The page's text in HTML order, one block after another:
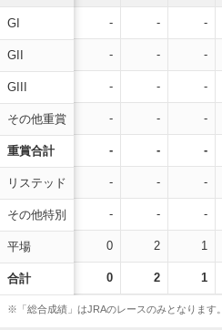
GI
GII
GIII
その他重賞
重賞合計
リステッド
その他特別
平場
合計
- - -
- - -
- - -
- - -
- - -
- - -
- - -
0 2 1
0 2 1
※「総合成績」はJRAのレースのみとなります。